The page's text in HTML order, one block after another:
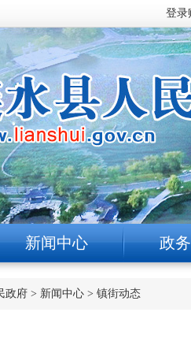
新闻中心 政
政府 > 新闻中心 > 镇街动态